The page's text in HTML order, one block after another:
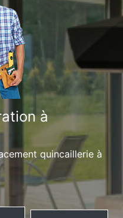
à
quincaillerie à